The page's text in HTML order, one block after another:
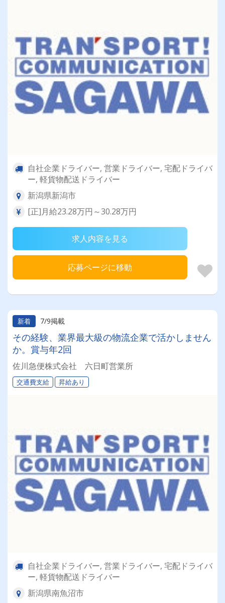
自社企業ドライバー, 営業ドライバー, 宅配ドライバ
ー, 軽貨物配送ドライバー
新潟県新潟市
[正]月給23.28万円～30.28万円
求人内容を見る
応募ページに移動
新着 7/9掲載
その経験、業界最大級の物流企業で活かしません
か。賞与年2回
佐川急便株式会社 六日町営業所
交通費支給 昇給あり
自社企業ドライバー, 営業ドライバー, 宅配ドライバ
ー, 軽貨物配送ドライバー
新潟県南魚沼市